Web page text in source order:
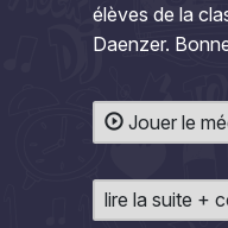
élèves de la
Daenzer.
Jouer le
lire la suite +